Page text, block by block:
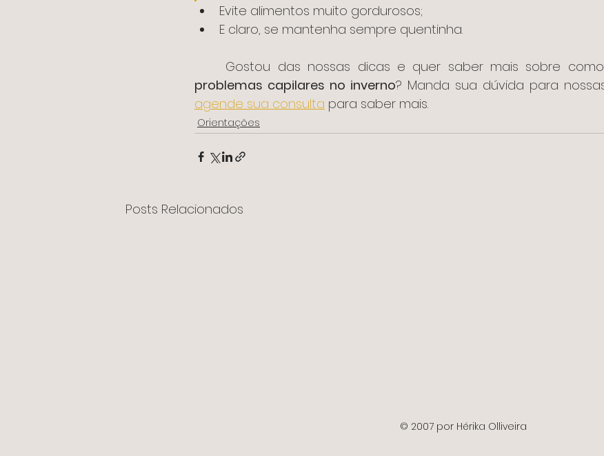
Evite alimentos muito gordurosos;
E claro, se mantenha sempre quentinha.
	Gostou das nossas dicas e quer saber mais sobre como
problemas capilares no inverno
agende sua consulta para saber mais.
Orientações
Posts Relacionados
© 2007 por Hérika Olliveira